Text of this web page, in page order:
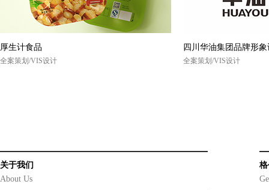
厚生计食品
全案策划/VIS设计
四川华油集团品牌形
全案策划/VIS设计
关于我们
About Us